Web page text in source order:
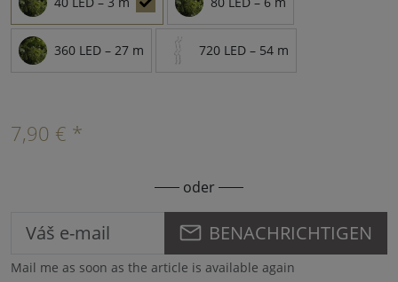
360 LED – 27 m 720 LED – 54 m
7,90 € *
oder
BENACHRICHTIGEN
Mail me as soon as the article is available again